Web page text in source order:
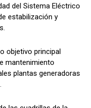
del Sistema Eléctrico
estabilización y
objetivo principal
mantenimiento
plantas generadoras